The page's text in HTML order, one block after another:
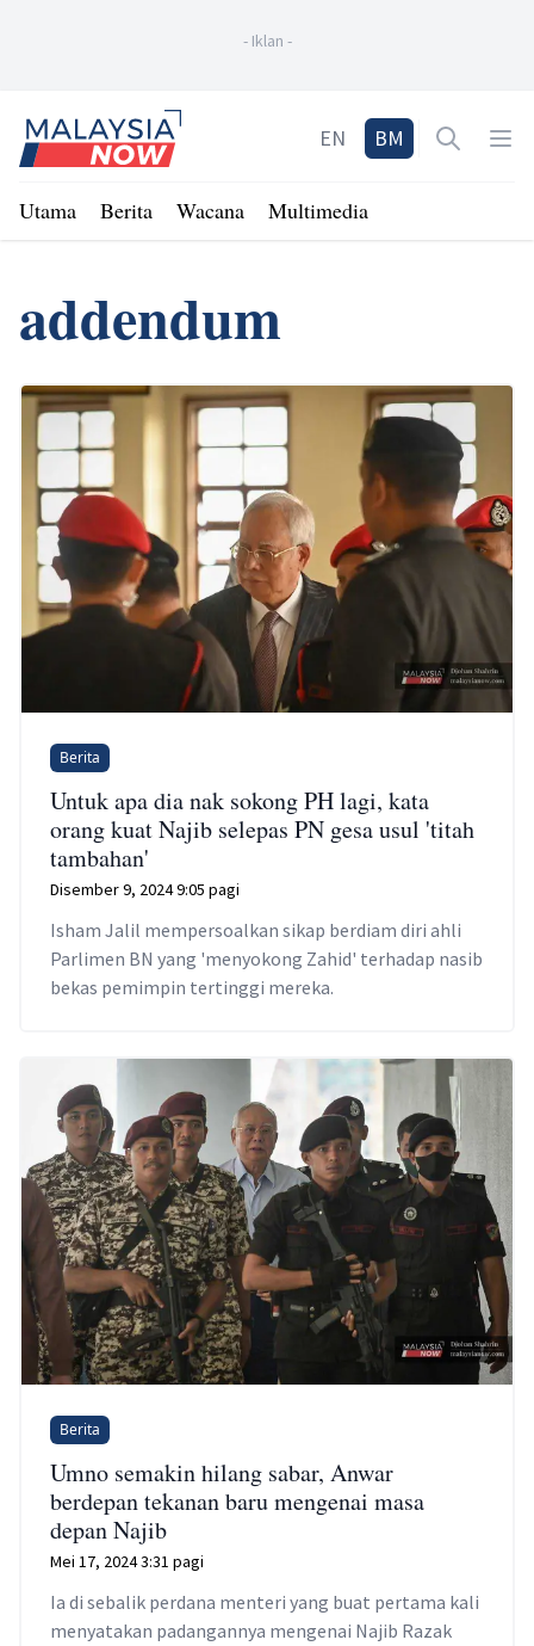
- Iklan -
Home
EN BM Open
Utama Berita Wacana Multimedia
addendum
Berita
Untuk apa dia nak sokong PH lagi, kata
orang kuat Najib selepas PN gesa usul 'titah
tambahan'
Disember 9, 2024 9:05 pagi
Isham Jalil mempersoalkan sikap berdiam diri ahli
Parlimen BN yang 'menyokong Zahid' terhadap nasib
bekas pemimpin tertinggi mereka.
Berita
Umno semakin hilang sabar, Anwar
berdepan tekanan baru mengenai masa
depan Najib
Mei 17, 2024 3:31 pagi
Ia di sebalik perdana menteri yang buat pertama kali
menyatakan padangannya mengenai Najib Razak